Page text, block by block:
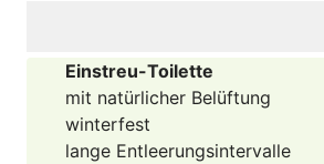
Einstreu-Toilette
mit natürlicher Belüftung
winterfest
lange Entleerungsintervalle